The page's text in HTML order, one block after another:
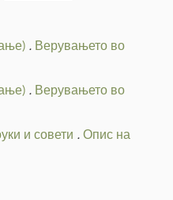
.Верувањето во
.Верувањето во
и совети .Опис на